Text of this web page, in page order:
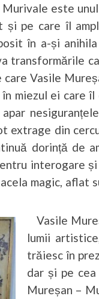
este
și pe care îl
în a-și
transformările
Vasile
miezul ei care
extrage din
dorință de
interogare
magic,
Vasile
lumii
trăiesc în
dar și pe
Mureșan –